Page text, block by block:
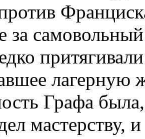
за
лагерную
Графа
мастерству,